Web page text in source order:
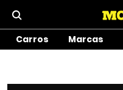
Carros Marcas